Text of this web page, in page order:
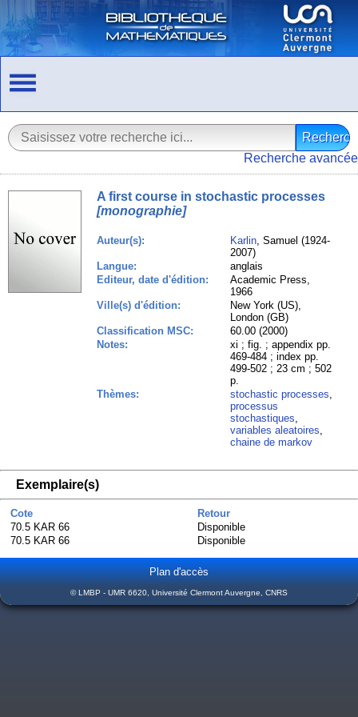
Recherche avancée
A first course in stochastic processes
[monographie]
Auteur(s): Karlin, Samuel (1924-
2007)
Langue:
anglais
Editeur, date d'édition:
Academic Press,
1966
Ville(s) d'édition:
New York (US),
London (GB)
Classification MSC:
60.00 (2000)
Notes:
xi ; fig. ; appendix pp.
469-484 ; index pp.
499-502 ; 23 cm ; 502
p.
Thèmes:
stochastic processes,
processus
stochastiques,
variables aleatoires,
chaine de markov
Exemplaire(s)
Cote
Retour
70.5 KAR 66
Disponible
70.5 KAR 66
Disponible
Plan d'accès
© LMBP - UMR 6620, Université Clermont Auvergne, CNRS